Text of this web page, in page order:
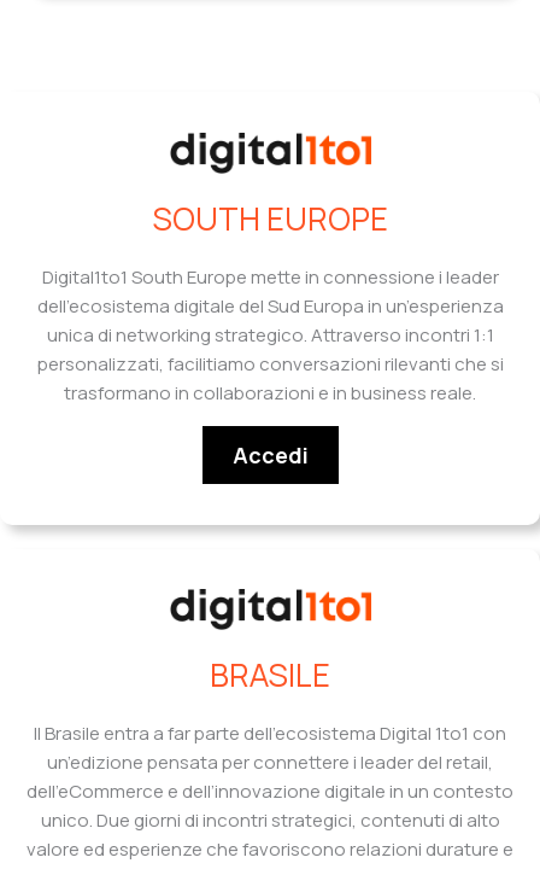
SOUTH EUROPE
Digital1to1 South Europe mette in connessione i leader
dell’ecosistema digitale del Sud Europa in un’esperienza
unica di networking strategico. Attraverso incontri 1:1
personalizzati, facilitiamo conversazioni rilevanti che si
trasformano in collaborazioni e in business reale.
Accedi
BRASILE
Il Brasile entra a far parte dell’ecosistema Digital 1to1 con
un’edizione pensata per connettere i leader del retail,
dell’eCommerce e dell’innovazione digitale in un contesto
unico. Due giorni di incontri strategici, contenuti di alto
valore ed esperienze che favoriscono relazioni durature e